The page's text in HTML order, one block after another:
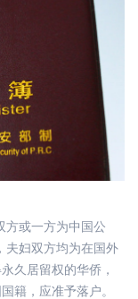
方或一方为中国公
夫妇双方均为在国外
久居留权的华侨，
籍，应准予落户。